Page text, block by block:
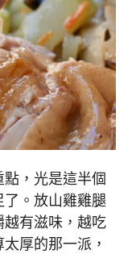
，光是這半個
了。放山雞雞腿
越有滋味，越吃
厚的那一派，